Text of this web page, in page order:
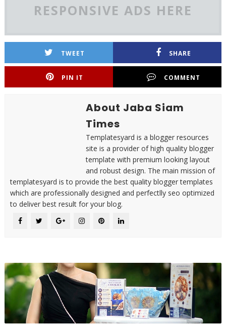
RESPONSIVE ADS HERE
TWEET SHARE
PIN IT COMMENT
About Jaba Siam
Times
Templatesyard is a blogger resources
site is a provider of high quality blogger
template with premium looking layout
and robust design. The main mission of
templatesyard is to provide the best quality blogger templates
which are professionally designed and perfectlly seo optimized
to deliver best result for your blog.